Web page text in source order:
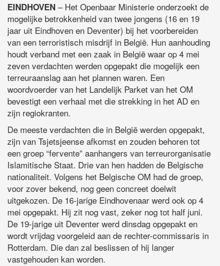
EINDHOVEN – Het Openbaar Ministerie onderzoekt de
mogelijke betrokkenheid van twee jongens (16 en 19
jaar uit Eindhoven en Deventer) bij het voorbereiden
van een terroristisch misdrijf in België. Hun aanhouding
houdt verband met een zaak in België waar op 4 mei
zeven verdachten werden opgepakt die mogelijk een
terreuraanslag aan het plannen waren. Een
woordvoerder van het Landelijk Parket van het OM
bevestigt een verhaal met die strekking in het AD en
zijn regiokranten.
De meeste verdachten die in België werden opgepakt,
zijn van Tsjetsjeense afkomst en zouden behoren tot
een groep “fervente” aanhangers van terreurorganisatie
Islamitische Staat. Drie van hen hadden de Belgische
nationaliteit. Volgens het Belgische OM had de groep,
voor zover bekend, nog geen concreet doelwit
uitgekozen. De 16-jarige Eindhovenaar werd ook op 4
mei opgepakt. Hij zit nog vast, zeker nog tot half juni.
De 19-jarige uit Deventer werd dinsdag opgepakt en
wordt vrijdag voorgeleid aan de rechter-commissaris in
Rotterdam. Die dan zal beslissen of hij langer
vastgehouden kan worden.